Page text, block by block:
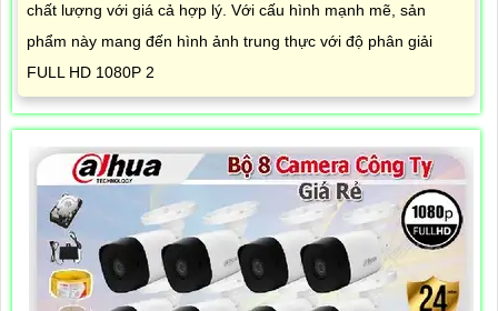
chất lượng với giá cả hợp lý. Với cấu hình mạnh mẽ, sản
phẩm này mang đến hình ảnh trung thực với độ phân giải
FULL HD 1080P 2